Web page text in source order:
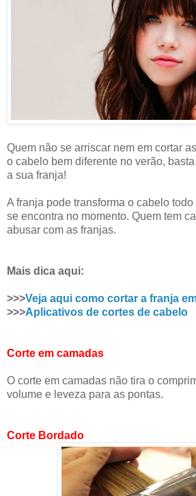
Quem não se arriscar nem em cortar
o cabelo bem diferente no verão,
a sua franja!
A franja pode transforma o cabelo
se encontra no momento. Quem tem
abusar com as franjas.
Mais dica aqui:
>>>Veja aqui como cortar a franja
>>>Aplicativos de cortes de cabelo
Corte em camadas
O corte em camadas não tira o
volume e leveza para as pontas.
Corte Bordado